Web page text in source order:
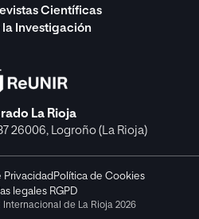
Científicas
la Investigación
La Rioja
26006, Logroño (La Rioja)
Privacidad Política de Cookies
legales RGPD
de La Rioja 2026